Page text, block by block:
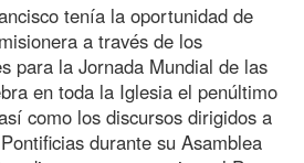
tenía la oportunidad de
a través de los
para la Jornada Mundial de las
en toda la Iglesia el penúltimo
como los discursos dirigidos a
durante su Asamblea